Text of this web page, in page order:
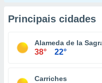
Principais cidades
Alameda de la Sagra
38° 22°
Carriches